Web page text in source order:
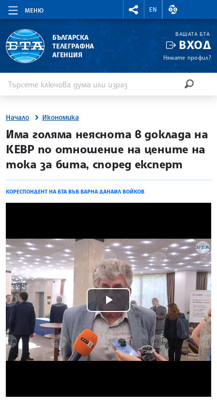
МЕНЮ
RIGHTMENU.SOCIAL
EN
ВАЛУТНИ
БЪЛГАРСКА
ТЕЛЕГРАФНА
АГЕНЦИЯ
ВАШАТА БТА
ВХОД
Нямате профил?
Начало Икономика
site.bta
Има голяма неяснота в доклада на
КЕВР по отношение на цените на
тока за бита, според експерт
КОРЕСПОНДЕНТ НА БТА ВЪВ ВАРНА ДАНАИЛ ВОЙКОВ
Play
Video